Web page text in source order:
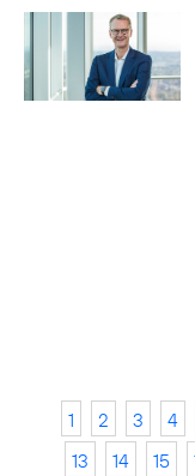
1 2 3 4
13
14 15